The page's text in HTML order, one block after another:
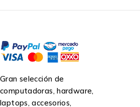
Gran selección de
computadoras, hardware,
laptops, accesorios,